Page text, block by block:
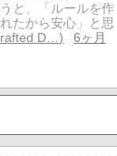
と、「ルールを作
たから安心」と思
D…
6ヶ月